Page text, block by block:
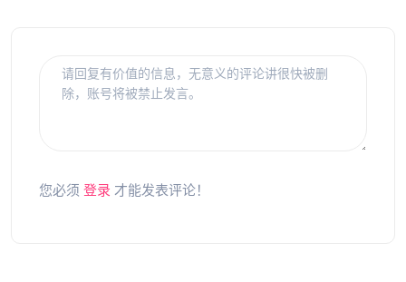
您必须 登录 才能发表评论！